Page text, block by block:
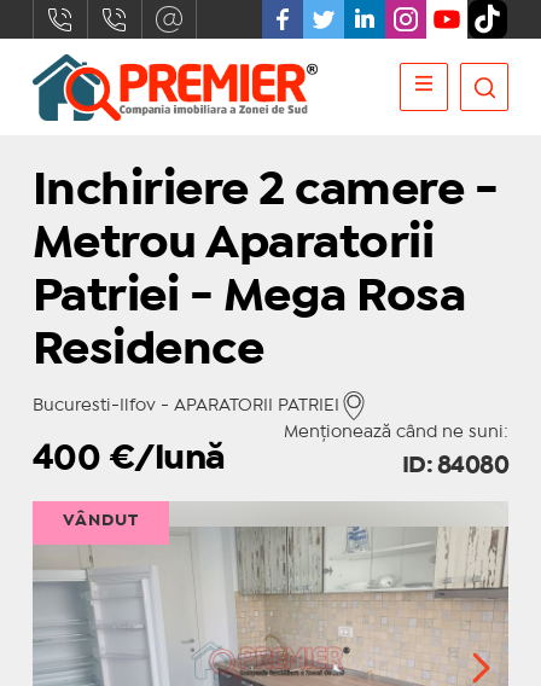
Inchiriere 2 camere -
Metrou Aparatorii
Patriei - Mega Rosa
Residence
Bucuresti-Ilfov - APARATORII PATRIEI
Menționează când ne suni:
400 €/lună ID: 84080
VÂNDUT